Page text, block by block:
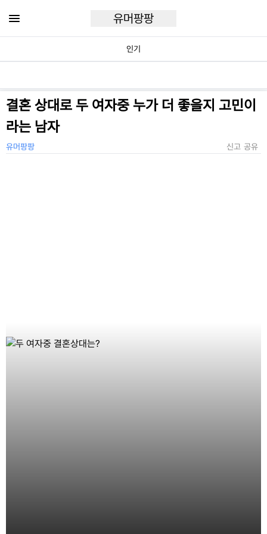
유머팡팡
인기
결혼 상대로 두 여자중 누가 더 좋을지 고민이
라는 남자
유머팡팡 신고 공유